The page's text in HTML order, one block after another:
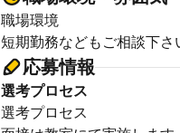
職場環境
短期勤務などもご相談下さ
応募情報
選考プロセス
選考プロセス